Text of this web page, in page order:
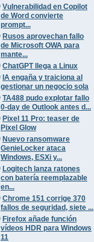
Vulnerabilidad en Copilot
de Word convierte
prompt...
Rusos aprovechan fallo
de Microsoft OWA para
mante...
ChatGPT llega a Linux
IA engaña y traiciona al
gestionar un negocio sola
TA488 pudo explotar fallo
0-day de Outlook antes d...
Pixel 11 Pro: teaser de
Pixel Glow
Nuevo ransomware
GenieLocker ataca
Windows, ESXi y...
Logitech lanza ratones
con batería reemplazable
en...
Chrome 151 corrige 370
fallos de seguridad, siete ...
Firefox añade función
vídeos HDR para Windows
11